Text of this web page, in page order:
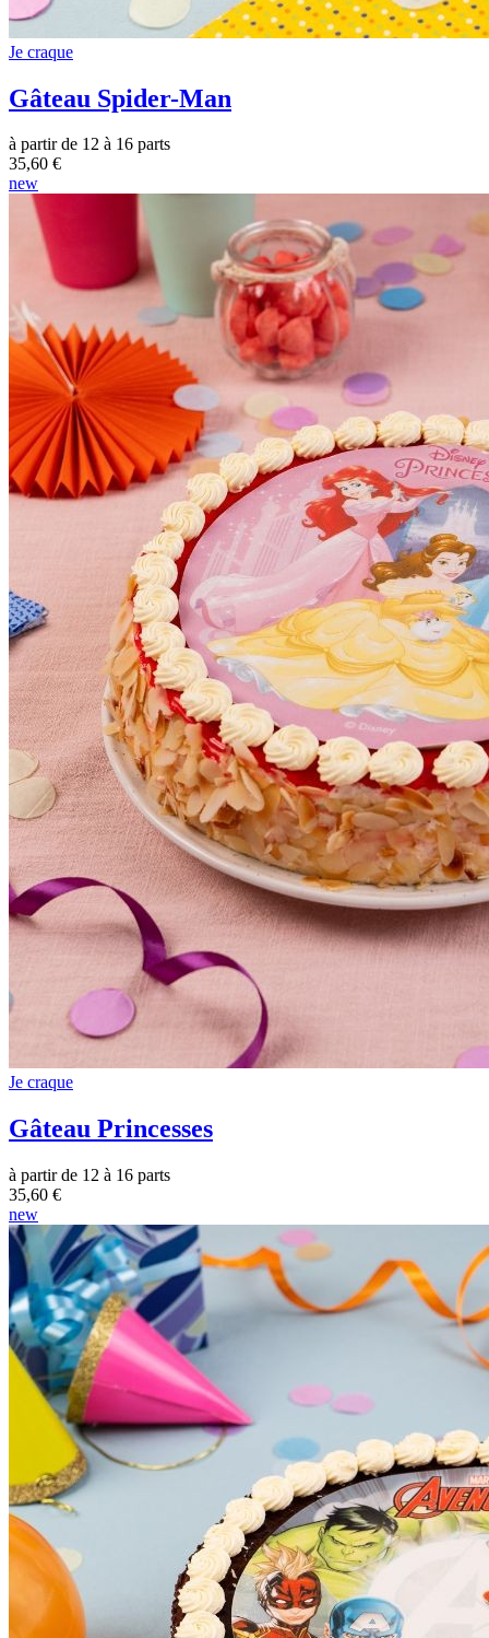
Je craque
Gâteau Spider-Man
à partir de 12 à 16 parts
35,60 €
new
Je craque
Gâteau Princesses
à partir de 12 à 16 parts
35,60 €
new